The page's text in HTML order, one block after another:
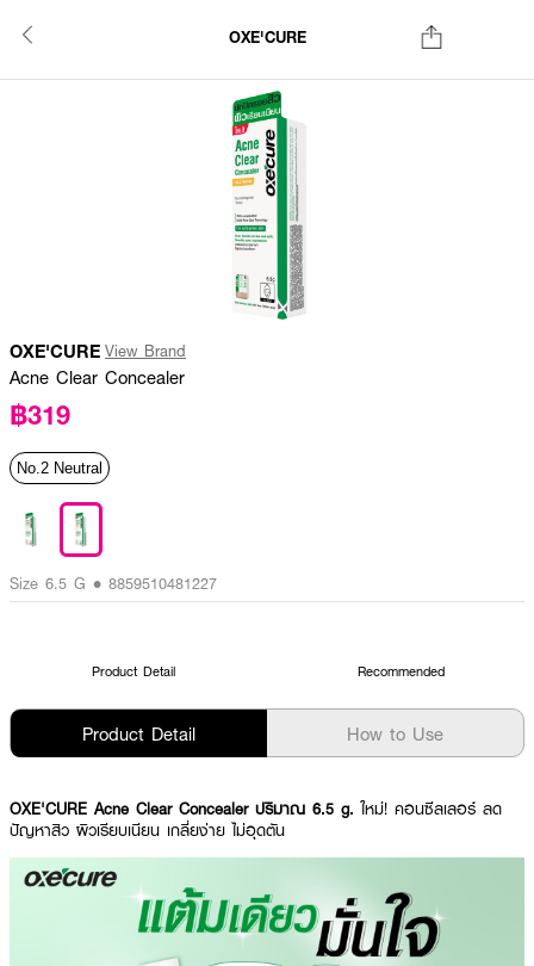
OXE'CURE
OXE'CURE View Brand
Acne Clear Concealer
฿319
No.2 Neutral
Size 6.5 G • 8859510481227
Product Detail Recommended
Product Detail How to Use
OXE'CURE Acne Clear Concealer ปริมาณ 6.5 g.ใหม่! คอนซีลเลอร์ ลด
ปัญหาสิว ผิวเรียบเนียน เกลี่ยง่าย ไม่อุดตัน